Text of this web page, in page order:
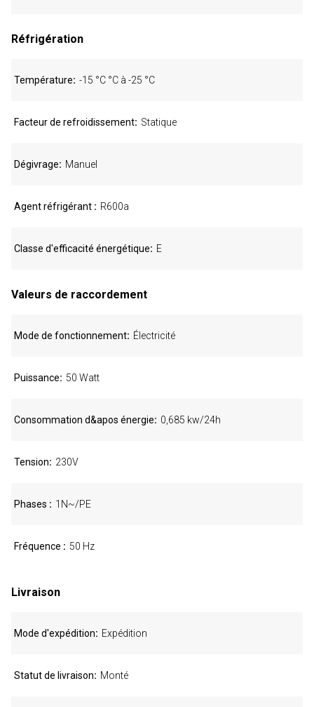
Réfrigération
Température -15 °C °C à -25 °C
Facteur de refroidissement Statique
Dégivrage Manuel
Agent réfrigérant R600a
Classe d'efficacité énergétique E
Valeurs de raccordement
Mode de fonctionnement Électricité
Puissance 50 Watt
Consommation d&apos énergie 0,685 kw/24h
Tension 230V
Phases 1N~/PE
Fréquence 50 Hz
Livraison
Mode d'expédition Expédition
Statut de livraison Monté